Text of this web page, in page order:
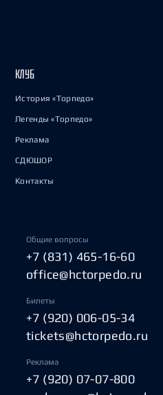
КЛУБ
История «Торпедо»
Легенды «Торпедо»
Реклама
СДЮШОР
Контакты
Общие вопросы
+7 (831) 465-16-60
office@hctorpedo.ru
Билеты
+7 (920) 006-05-34
tickets@hctorpedo.ru
Реклама
+7 (920) 07-07-800